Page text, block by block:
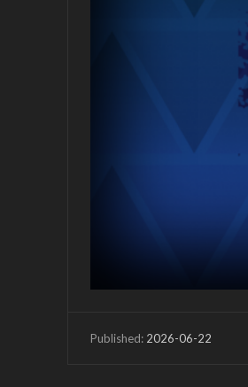
Published: 2026-06-22